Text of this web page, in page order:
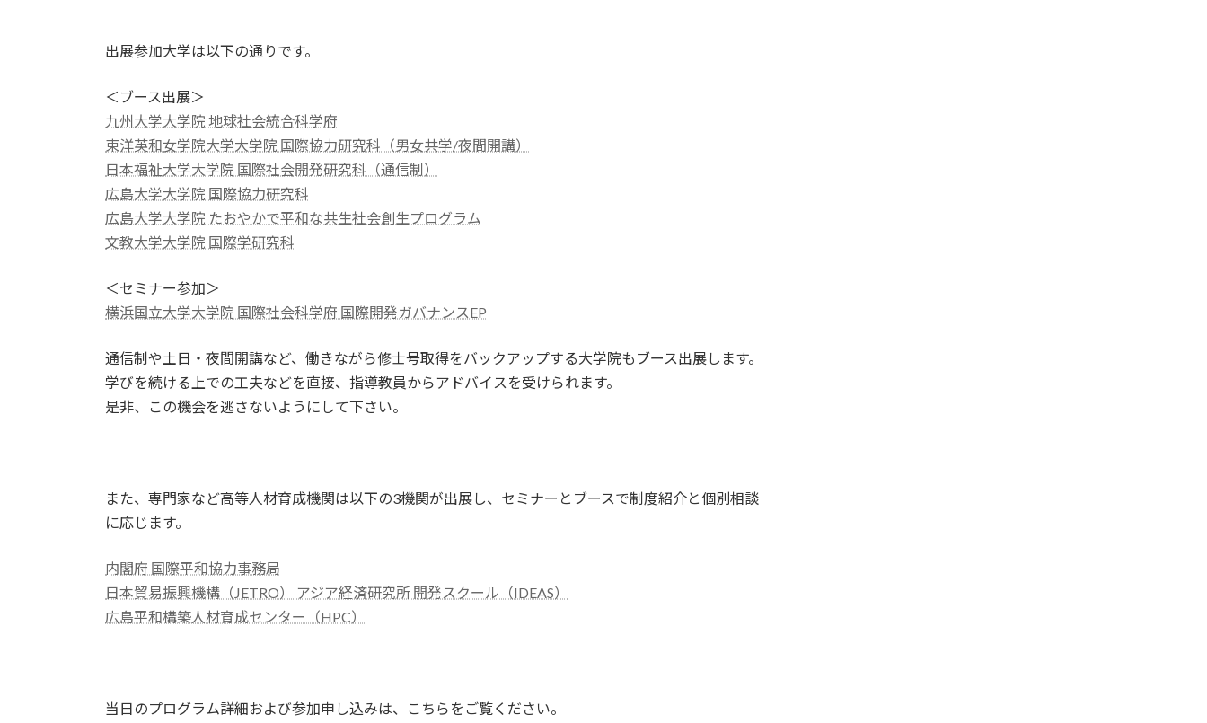
出展参加大学は以下の通りです。
＜ブース出展＞
九州大学大学院 地球社会統合科学府
東洋英和女学院大学大学院 国際協力研究科（男女共学/夜間開講）
日本福祉大学大学院 国際社会開発研究科（通信制）
広島大学大学院 国際協力研究科
広島大学大学院 たおやかで平和な共生社会創生プログラム
文教大学大学院 国際学研究科
＜セミナー参加＞
横浜国立大学大学院 国際社会科学府 国際開発ガバナンスEP
通信制や土日・夜間開講など、働きながら修士号取得をバックアップする大学院もブース出展します。
学びを続ける上での工夫などを直接、指導教員からアドバイスを受けられます。
是非、この機会を逃さないようにして下さい。
また、専門家など高等人材育成機関は以下の3機関が出展し、セミナーとブースで制度紹介と個別相談
に応じます。
内閣府 国際平和協力事務局
日本貿易振興機構（JETRO） アジア経済研究所 開発スクール（IDEAS）
広島平和構築人材育成センター（HPC）
当日のプログラム詳細および参加申し込みは、こちらをご覧ください。